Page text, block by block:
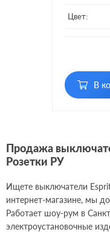
Цвет:
клавиш:
Подсветка:
В
Продажа
Розетки РУ
Ищете выключатели
интернет-магазине, мы
Работает шоу-рум в
электроустановочные